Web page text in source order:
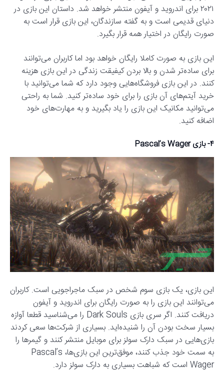
۲۰۲۱ برای اندروید و آیفون منتشر خواهد شد. داستان این بازی در
دنیای قدیمی است و به گفته سازندگان، این بازی قرار است به
صورت رایگان در اختیار همه قرار بگیرد.
این بازی به صورت کاملا رایگان خواهد بود اما کاربران می‌توانند
برای ساده‌تر شدن و بالا بردن کیفیقت زندگی در این بازی هزینه
کنند. در این بازی فروشگاه‌هایی وجود دارد که شما می‌توانید با
خرید آیتم‌های آن بازی را برای خود ساده‌تر کنید. شما به راحتی
می‌توانید مکانیک این بازی را یاد بگیرید و به مهارت‌های خود
اضافه کنید.
۴- بازی Pascal’s Wager
این بازی، یک بازی سوم شخص در سبک ماجراجویی است. کاربران
می‌توانند این بازی را به صورت رایگان برای اندروید و آیفون
دریافت کنند. اگر سری بازی Dark Souls را می‌شناسید قطعا آوازه
بسیار سخت بودن آن را شنیده‌اید. بسیاری از شرکت‌ها سعی کردند
بازی‌هایی در سبک دارک سولز برای موبایل منتشر کنند و گیمرها را
به سمت خود جذب کنند، موفق‌ترین این بازی‌ها، Pascal’s
Wager است که شباهت بسیاری به دارک سولز دارد.